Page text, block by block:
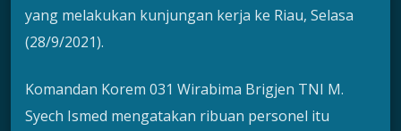
yang melakukan kunjungan kerja ke Riau, Selasa
(28/9/2021).
Komandan Korem 031 Wirabima Brigjen TNI M.
Syech Ismed mengatakan ribuan personel itu